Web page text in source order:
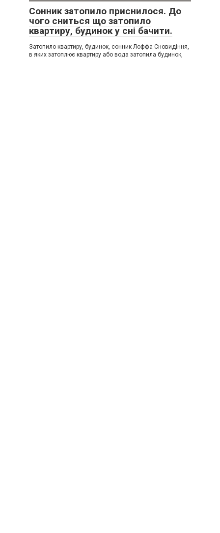
Сонник затопило приснилося. До
чого сниться що затопило
квартиру, будинок у сні бачити.
Затопило квартиру, будинок, сонник Лоффа Сновидіння,
в яких затоплює квартиру або вода затопила будинок,